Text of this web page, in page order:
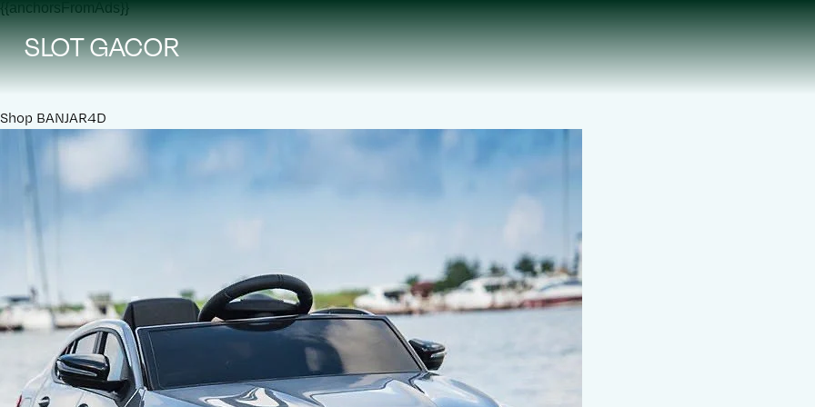
{{anchorsFromAds}}
SLOT GACOR
Shop BANJAR4D